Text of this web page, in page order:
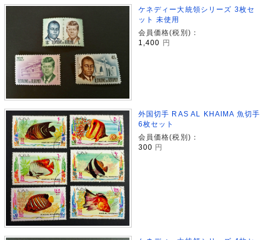
ケネディー大統領シリーズ 3枚セ
ット 未使用
会員価格(税別)：
1,400 円
外国切手 RAS AL KHAIMA 魚切手
6枚セット
会員価格(税別)：
300 円